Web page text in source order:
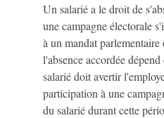
Un salarié a le droit de
une campagne électorale
à un mandat
l'absence accordée
salarié doit avertir
participation à une
du salarié durant cette